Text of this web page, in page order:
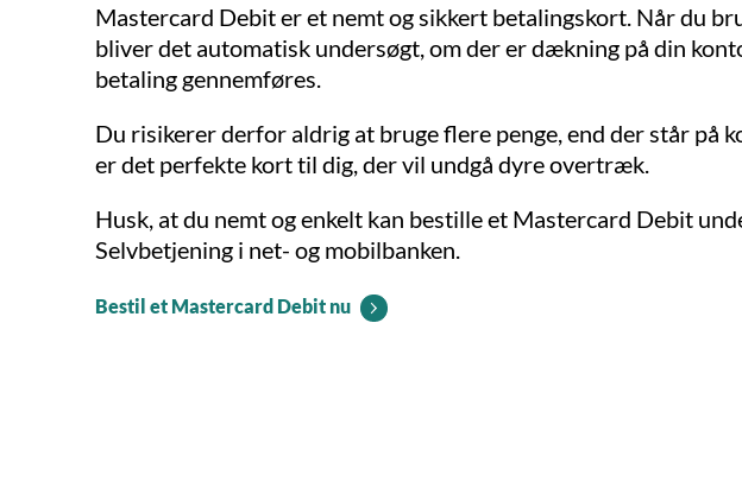
Mastercard Debit er et nemt og sikkert betalingskort. Når du
bliver det automatisk undersøgt, om der er dækning på din
betaling gennemføres.
Du risikerer derfor aldrig at bruge flere penge, end der står på
er det perfekte kort til dig, der vil undgå dyre overtræk.
Husk, at du nemt og enkelt kan bestille et Mastercard Debit
Selvbetjening i net- og mobilbanken.
Bestil et Mastercard Debit nu